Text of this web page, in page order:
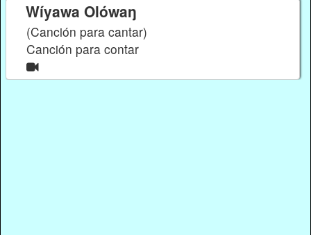
Wíyawa Olówaŋ
(Canción para cantar)
Canción para contar